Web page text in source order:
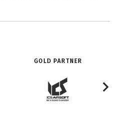
GOLD PARTNER